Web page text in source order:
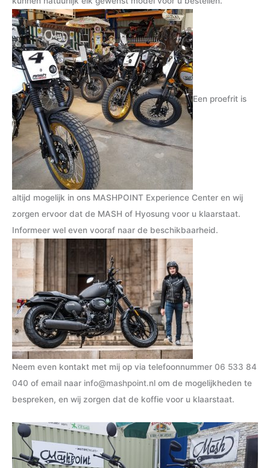
Een proefrit is
altijd mogelijk in ons MASHPOINT Experience Center en wij
zorgen ervoor dat de MASH of Hyosung voor u klaarstaat.
Informeer wel even vooraf naar de beschikbaarheid.
Neem even kontakt met mij op via telefoonnummer 06 533 84
040 of email naar info@mashpoint.nl om de mogelijkheden te
bespreken, en wij zorgen dat de koffie voor u klaarstaat.